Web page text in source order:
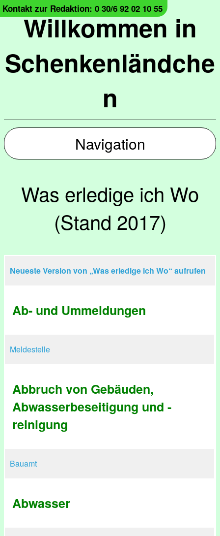
Willkommen in
Schenkenländche
n
Kontakt zur Redaktion: 0 30/6 92 02 10 55
Navigation
Was erledige ich Wo
(Stand 2017)
Neueste Version von „Was erledige ich Wo“ aufrufen
Ab- und Ummeldungen
Meldestelle
Abbruch von Gebäuden,
Abwasserbeseitigung und -
reinigung
Bauamt
Abwasser